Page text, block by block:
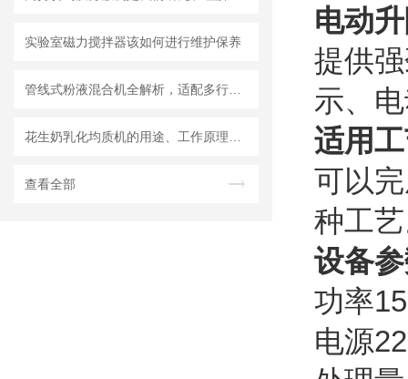
实验室磁力搅拌器该如何进行维护保养
查看全部
电动
提供
示、
适用
可以
种工
设备参
功率
电源